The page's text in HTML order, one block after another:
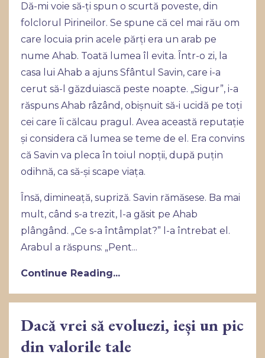
Dă-mi voie să-ți spun o scurtă poveste, din
folclorul Pirineilor. Se spune că cel mai rău om
care locuia prin acele părți era un arab pe
nume Ahab. Toată lumea îl evita. Într-o zi, la
casa lui Ahab a ajuns Sfântul Savin, care i-a
cerut să-l găzduiască peste noapte. „Sigur”, i-a
răspuns Ahab râzând, obișnuit să-i ucidă pe toți
cei care îi călcau pragul. Avea această reputație
și considera că lumea se teme de el. Era convins
că Savin va pleca în toiul nopții, după puțin
odihnă, ca să-și scape viața.
Însă, dimineață, supriză. Savin rămăsese. Ba mai
mult, când s-a trezit, l-a găsit pe Ahab
plângând. „Ce s-a întâmplat?” l-a întrebat el.
Arabul a răspuns: „Pent...
Continue Reading...
Dacă vrei să evoluezi, ieși un pic
din valorile tale